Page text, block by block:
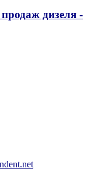
продаж дизеля -